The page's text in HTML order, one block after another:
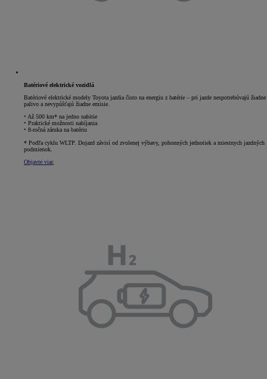
Batériové elektrické vozidlá
Batériové elektrické modely Toyota jazdia čisto na energiu z batérie – pri jazde nespotrebúvajú žiadne
palivo a nevypúšťajú žiadne emisie.
• Až 500 km* na jedno nabitie
• Praktické možnosti nabíjania
• 8-ročná záruka na batériu
* Podľa cyklu WLTP. Dojazd závisí od zvolenej výbavy, pohonných jednotiek a miestnych jazdných
podmienok.
Objavte viac